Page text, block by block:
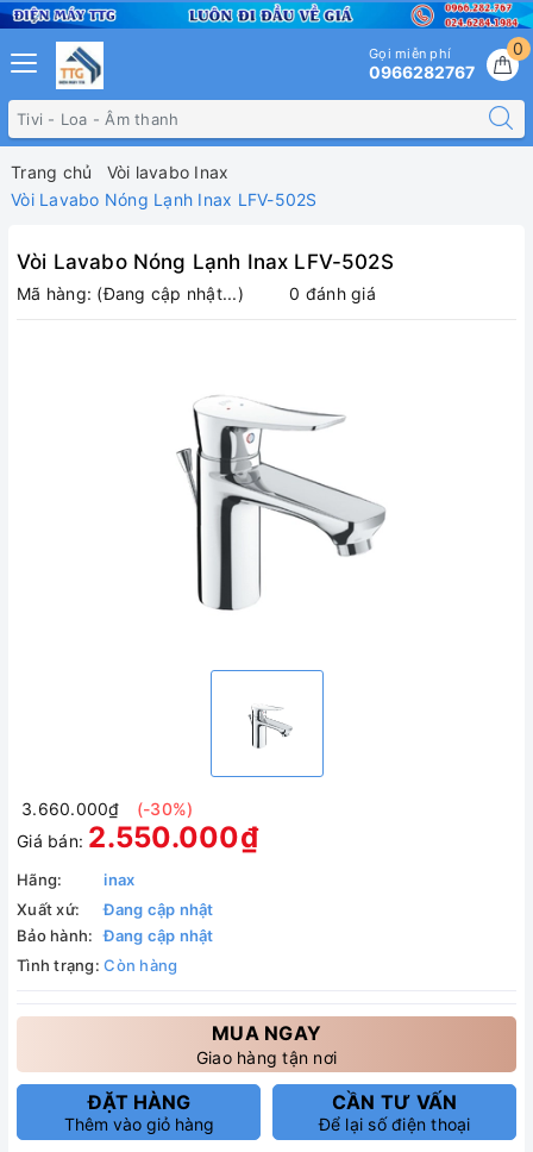
0
Gọi miễn phí
0966282767
Trang chủ
Vòi lavabo Inax
Vòi Lavabo Nóng Lạnh Inax LFV-502S
Vòi Lavabo Nóng Lạnh Inax LFV-502S
Mã hàng: (Đang cập nhật...) 0 đánh giá
3.660.000₫
(-30%)
Giá bán: 2.550.000₫
Hãng:
inax
Xuất xứ:
Đang cập nhật
Bảo hành:
Đang cập nhật
Tình trạng: Còn hàng
MUA NGAY
Giao hàng tận nơi
ĐẶT HÀNG
Thêm vào giỏ hàng
CẦN TƯ VẤN
Để lại số điện thoại